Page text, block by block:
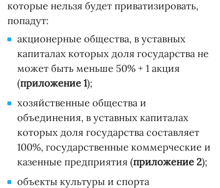
которые нельзя будет приватизировать,
попадут:
акционерные общества, в уставных
капиталах которых доля государства не
может быть меньше 50% + 1 акция
(приложение 1);
хозяйственные общества и
объединения, в уставных капиталах
которых доля государства составляет
100%, государственные коммерческие и
казенные предприятия (приложение 2);
объекты культуры и спорта